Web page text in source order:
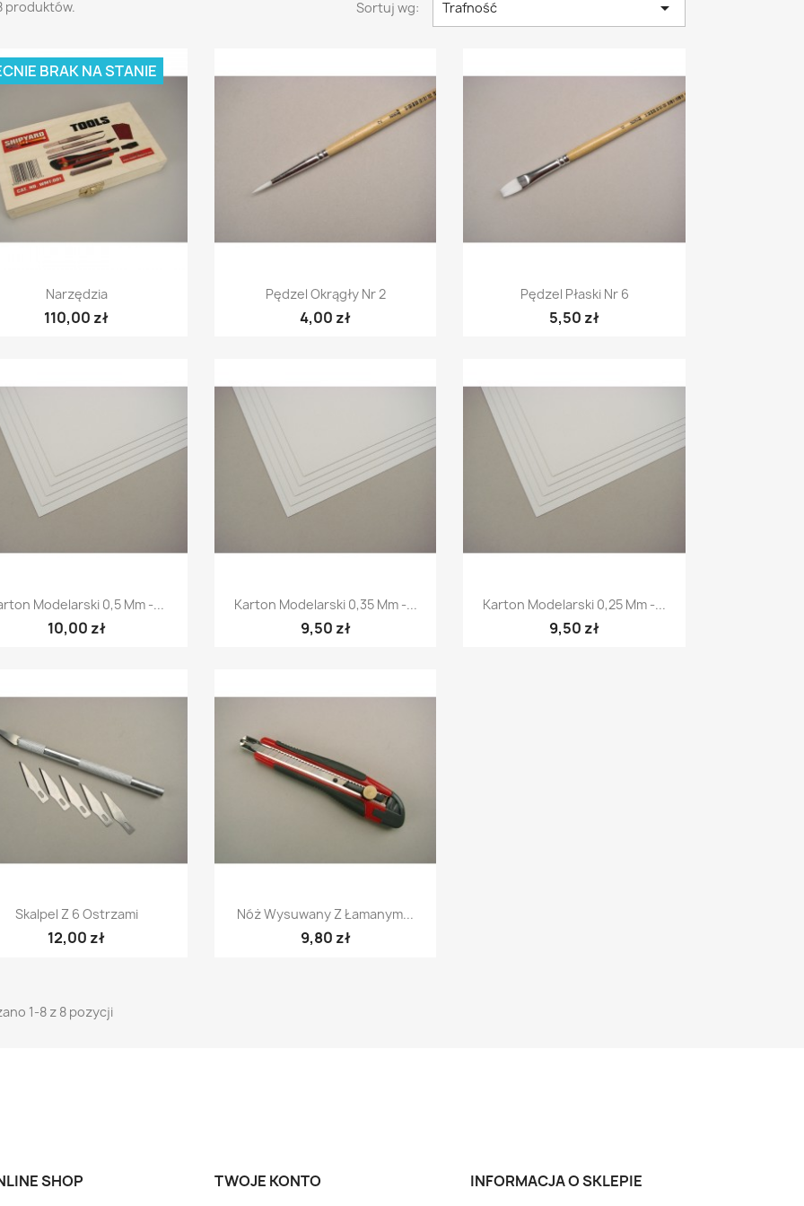
produktów. Sortuj wg: Trafność 
Szybki podgląd
Narzędzia
110,00 zł
BRAK NA STANIE
Szybki podgląd
Pędzel Okrągły Nr 2
4,00 zł
Szybki podgląd
Pędzel Płaski Nr 6
5,50 zł
 Szybki podgląd
Modelarski 0,5 Mm -...
10,00 zł
Szybki podgląd
Karton Modelarski 0,35 Mm -...
9,50 zł
Szybki podgląd
Karton Modelarski 0,25 Mm -...
9,50 zł
Szybki podgląd
Skalpel Z 6 Ostrzami
12,00 zł
Szybki podgląd
Nóż Wysuwany Z Łamanym...
9,80 zł
1-8 z 8 pozycji
SHOP TWOJE KONTO INFORMACJA O SKLEPIE